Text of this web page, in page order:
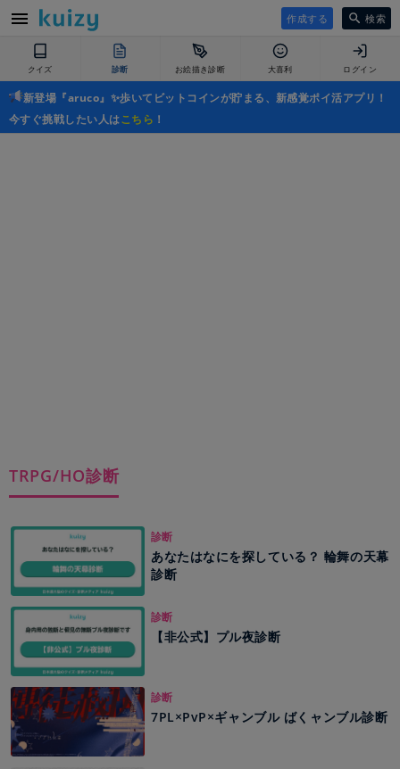
作成する 検索
クイズ 診断 お絵描き診断 大喜利 ログイン
新登場『aruco』✨歩いてビットコインが貯まる、新感覚ポイ活アプリ！
今すぐ挑戦したい人はこちら ！
TRPG/HO診断
診断
あなたはなにを探している？ 輪舞の天幕
診断
診断
【非公式】プル夜診断
診断
7PL×PvP×ギャンブル ばくャンブル診断